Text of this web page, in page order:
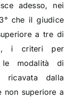
adesso, nei
che il giudice
a tre di
i criteri per
le modalità di
ricavata dalla
non superiore a